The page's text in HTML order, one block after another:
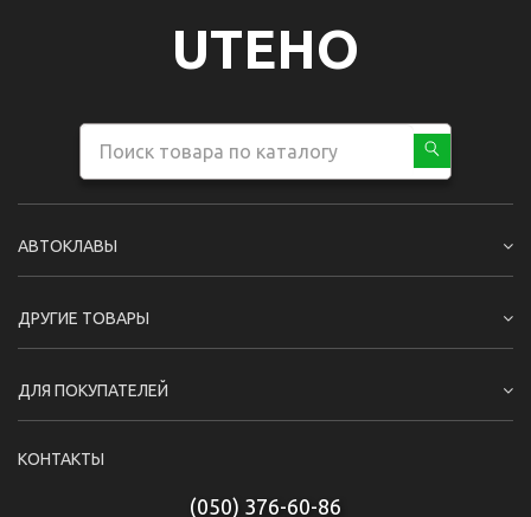
UTEHO
АВТОКЛАВЫ
ДРУГИЕ ТОВАРЫ
ДЛЯ ПОКУПАТЕЛЕЙ
КОНТАКТЫ
(050) 376-60-86